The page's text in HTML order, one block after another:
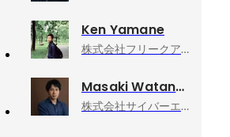
Ken Yamane
株式会社フリークアウト・ホールディングス, 執行役員
Masaki Watanabe
株式会社サイバーエージェント, 新R25編集長